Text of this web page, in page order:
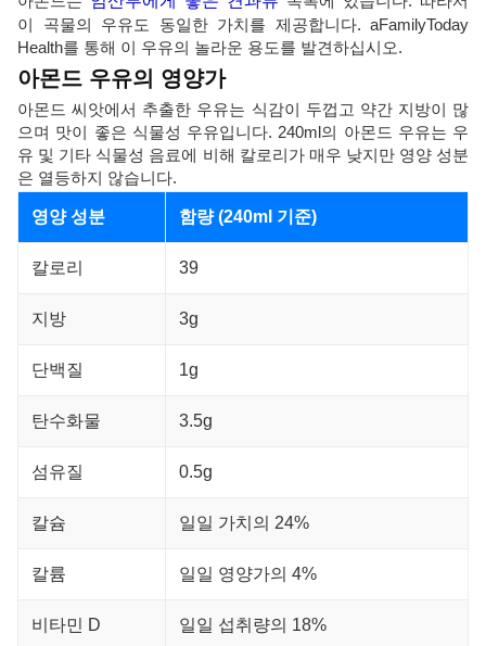
이 곡물의 우유도 동일한 가치를 제공합니다. aFamilyToday
Health를 통해 이 우유의 놀라운 용도를 발견하십시오.
아몬드 우유의 영양가
아몬드 씨앗에서 추출한 우유는 식감이 두껍고 약간 지방이 많
으며 맛이 좋은 식물성 우유입니다. 240ml의 아몬드 우유는 우
유 및 기타 식물성 음료에 비해 칼로리가 매우 낮지만 영양 성분
은 열등하지 않습니다.
영양 성분 함량 (240ml 기준)
칼로리 39
지방 3g
단백질 1g
탄수화물 3.5g
섬유질 0.5g
칼슘 일일 가치의 24%
칼륨 일일 영양가의 4%
비타민 D 일일 섭취량의 18%